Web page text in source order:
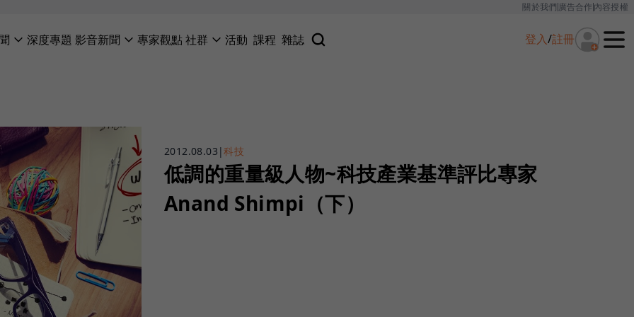
關於我們廣告合作內容授權
深度專題 影音新聞 專家觀點社群 活動 課程 雜誌 登入/註冊
2012.08.03 |科技
低調的重量級人物~科技產業基準評比專家
Anand Shimpi（下）